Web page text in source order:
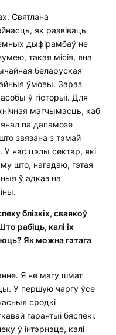
Святлана
як развіваць
дыфірамбаў не
такая місія, яна
беларуская
ўмовы. Зараз
ў гісторыі. Для
магчымасць, каб
па дапамозе
звязана з тэмай
У нас цэлы сектар, які
што, нагадаю, гэтая
ў адказ на
блізкіх, сваякоў
рабіць, калі іх
Як можна гэтага
Я не магу шмат
У першую чаргу ўсе
сродкі
гарантыі бяспекі.
ў інтэрнэце, калі